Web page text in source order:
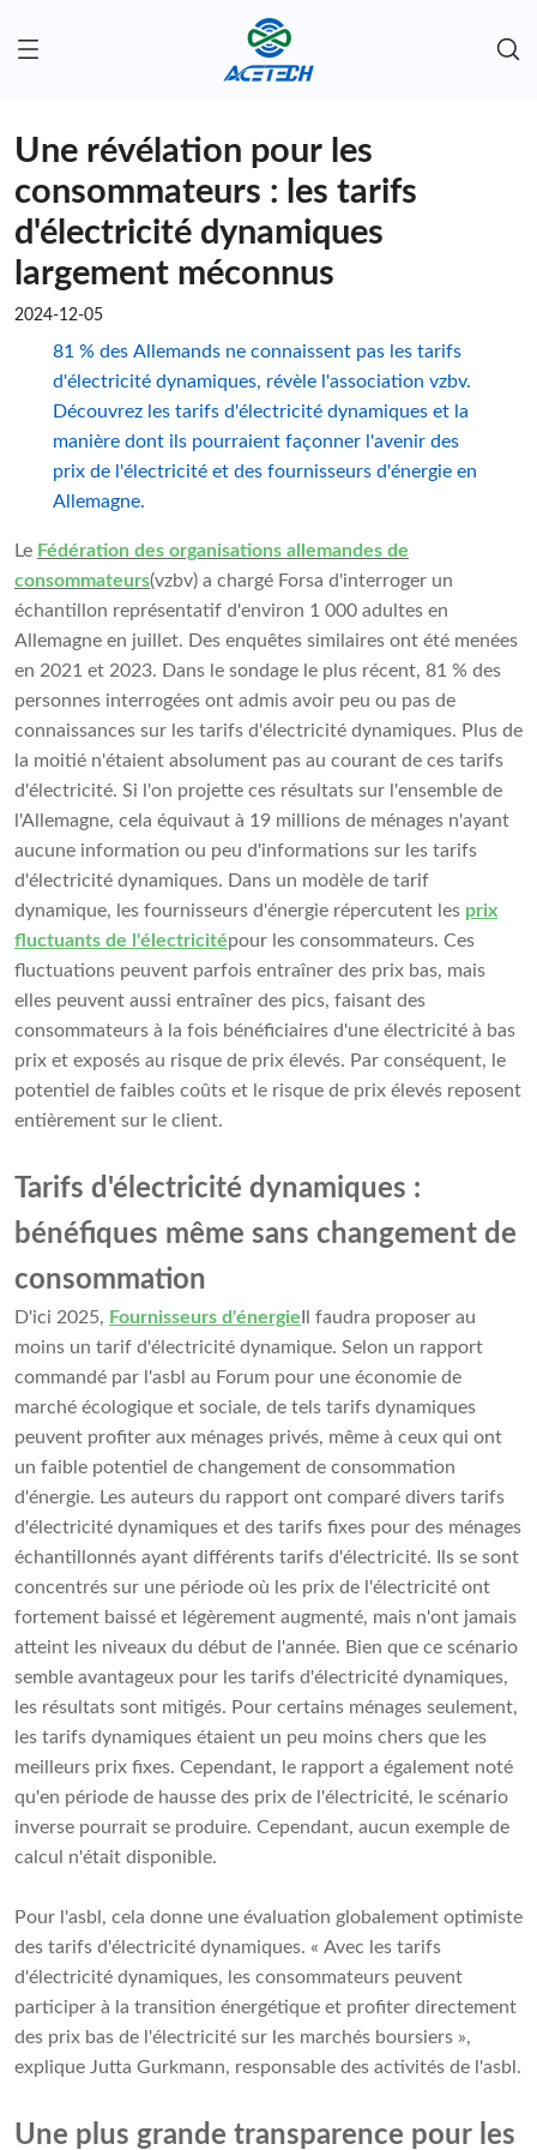
Une révélation pour les
consommateurs : les tarifs
d'électricité dynamiques
largement méconnus
2024-12-05
81 % des Allemands ne connaissent pas les tarifs
d'électricité dynamiques, révèle l'association vzbv.
Découvrez les tarifs d'électricité dynamiques et la
manière dont ils pourraient façonner l'avenir des
prix de l'électricité et des fournisseurs d'énergie en
Allemagne.
Le Fédération des organisations allemandes de
consommateurs(vzbv) a chargé Forsa d'interroger un
échantillon représentatif d'environ 1 000 adultes en
Allemagne en juillet. Des enquêtes similaires ont été menées
en 2021 et 2023. Dans le sondage le plus récent, 81 % des
personnes interrogées ont admis avoir peu ou pas de
connaissances sur les tarifs d'électricité dynamiques. Plus de
la moitié n'étaient absolument pas au courant de ces tarifs
d'électricité. Si l'on projette ces résultats sur l'ensemble de
l'Allemagne, cela équivaut à 19 millions de ménages n'ayant
aucune information ou peu d'informations sur les tarifs
d'électricité dynamiques. Dans un modèle de tarif
dynamique, les fournisseurs d'énergie répercutent les prix
fluctuants de l'électricitépour les consommateurs. Ces
fluctuations peuvent parfois entraîner des prix bas, mais
elles peuvent aussi entraîner des pics, faisant des
consommateurs à la fois bénéficiaires d'une électricité à bas
prix et exposés au risque de prix élevés. Par conséquent, le
potentiel de faibles coûts et le risque de prix élevés reposent
entièrement sur le client.
Tarifs d'électricité dynamiques :
bénéfiques même sans changement de
consommation
D'ici 2025, Fournisseurs d'énergie Il faudra proposer au
moins un tarif d'électricité dynamique. Selon un rapport
commandé par l'asbl au Forum pour une économie de
marché écologique et sociale, de tels tarifs dynamiques
peuvent profiter aux ménages privés, même à ceux qui ont
un faible potentiel de changement de consommation
d'énergie. Les auteurs du rapport ont comparé divers tarifs
d'électricité dynamiques et des tarifs fixes pour des ménages
échantillonnés ayant différents tarifs d'électricité. Ils se sont
concentrés sur une période où les prix de l'électricité ont
fortement baissé et légèrement augmenté, mais n'ont jamais
atteint les niveaux du début de l'année. Bien que ce scénario
semble avantageux pour les tarifs d'électricité dynamiques,
les résultats sont mitigés. Pour certains ménages seulement,
les tarifs dynamiques étaient un peu moins chers que les
meilleurs prix fixes. Cependant, le rapport a également noté
qu'en période de hausse des prix de l'électricité, le scénario
inverse pourrait se produire. Cependant, aucun exemple de
calcul n'était disponible.
Pour l'asbl, cela donne une évaluation globalement optimiste
des tarifs d'électricité dynamiques. « Avec les tarifs
d'électricité dynamiques, les consommateurs peuvent
participer à la transition énergétique et profiter directement
des prix bas de l'électricité sur les marchés boursiers »,
explique Jutta Gurkmann, responsable des activités de l'asbl.
Une plus grande transparence pour les